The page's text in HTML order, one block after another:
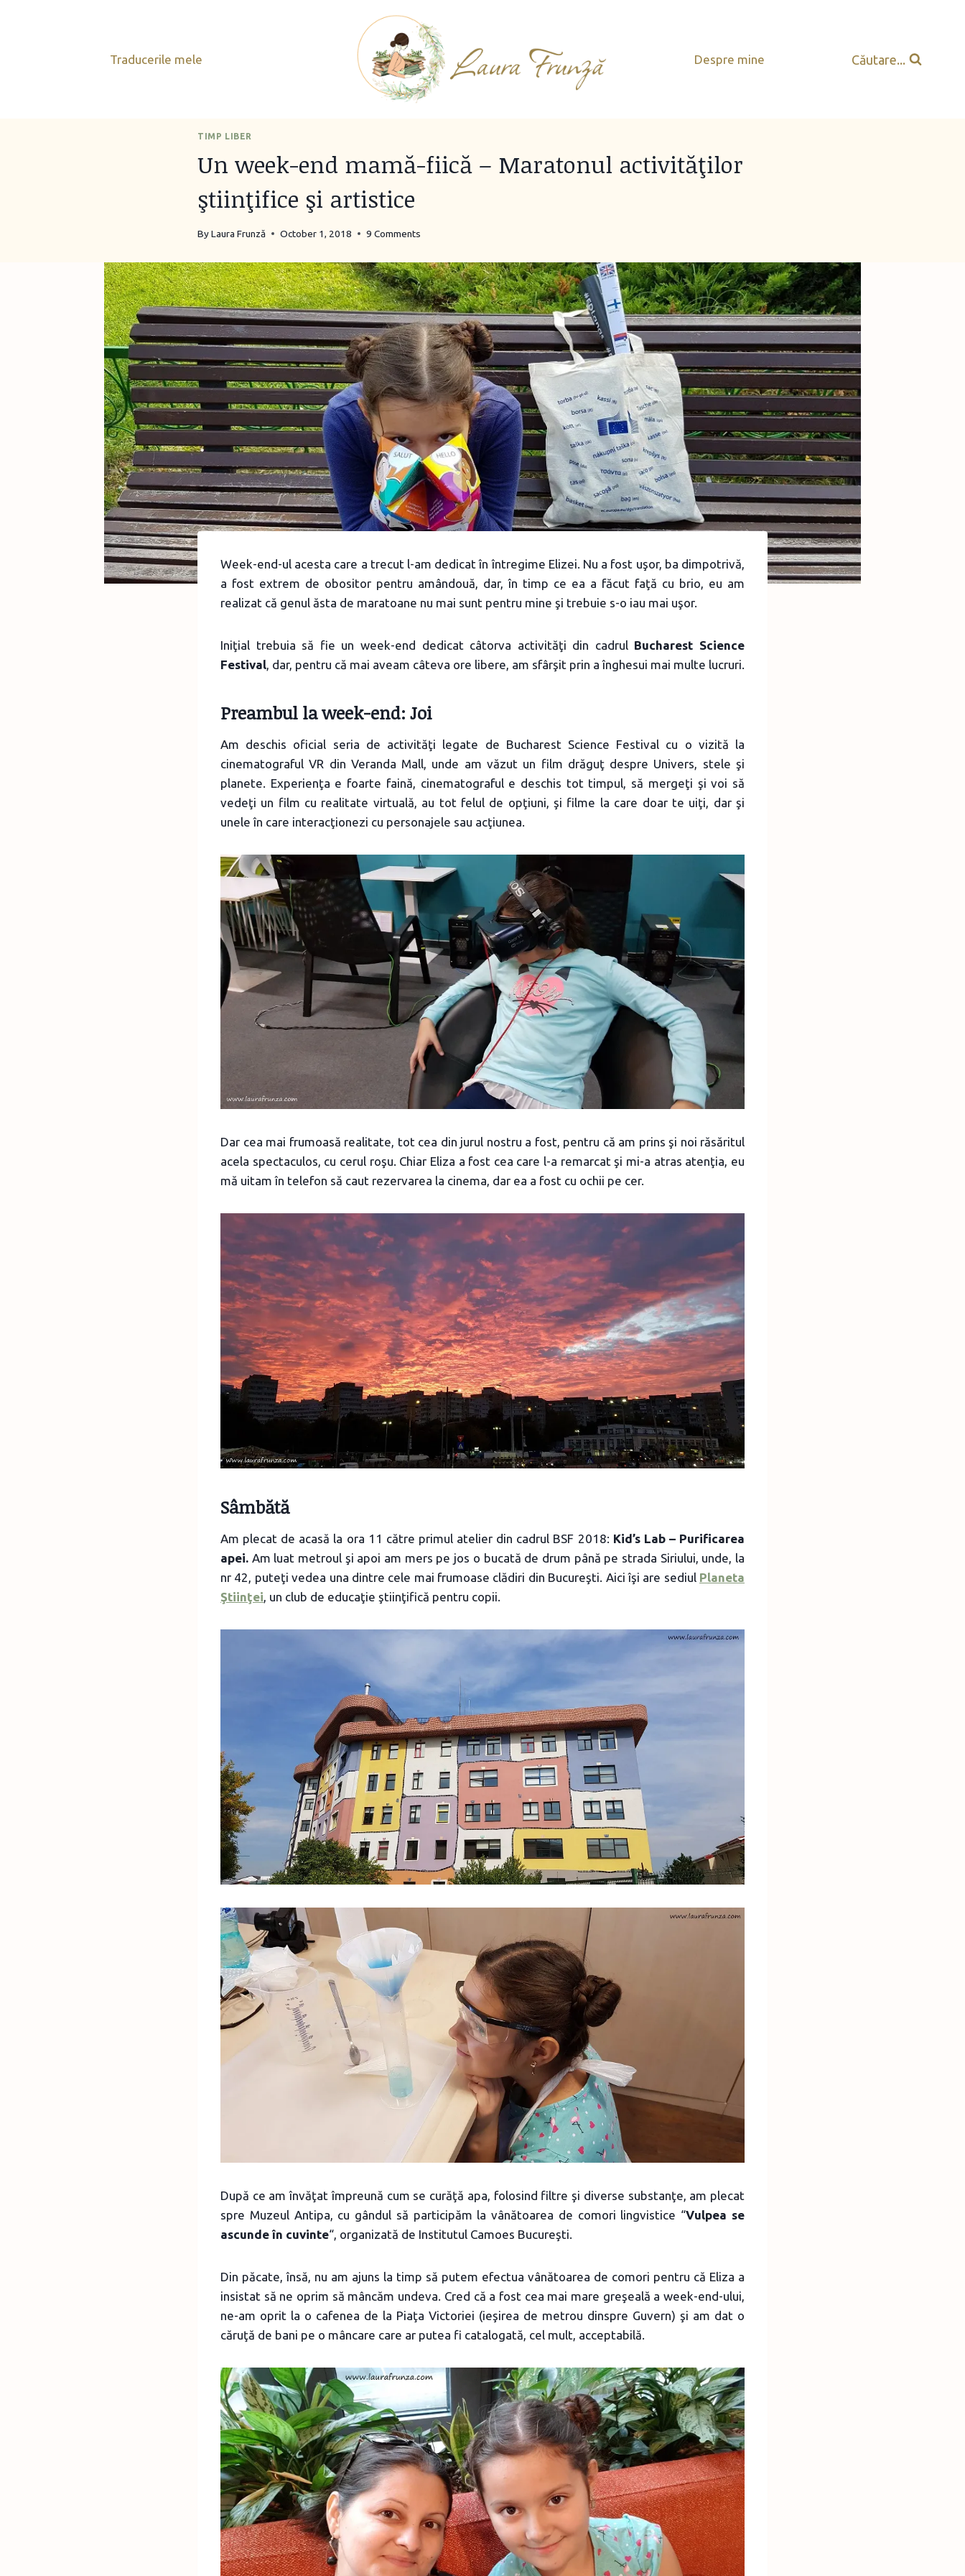
Traducerile mele
Despre mine Căutare...
TIMP LIBER
Un week-end mamă-fiică – Maratonul activităţilor
ştiinţifice şi artistice
ByLaura Frunză October 1, 2018 9 Comments
Week-end-ul acesta care a trecut l-am dedicat în întregime Elizei. Nu a fost uşor, ba dimpotrivă,
a fost extrem de obositor pentru amândouă, dar, în timp ce ea a făcut faţă cu brio, eu am
realizat că genul ăsta de maratoane nu mai sunt pentru mine şi trebuie s-o iau mai uşor.
Iniţial trebuia să fie un week-end dedicat câtorva activităţi din cadrul Bucharest Science
Festival , dar, pentru că mai aveam câteva ore libere, am sfârşit prin a înghesui mai multe lucruri.
Preambul la week-end: Joi
Am deschis oficial seria de activităţi legate de Bucharest Science Festival cu o vizită la
cinematograful VR din Veranda Mall, unde am văzut un film drăguţ despre Univers, stele şi
planete. Experienţa e foarte faină, cinematograful e deschis tot timpul, să mergeţi şi voi să
vedeţi un film cu realitate virtuală, au tot felul de opţiuni, şi filme la care doar te uiţi, dar şi
unele în care interacţionezi cu personajele sau acţiunea.
Dar cea mai frumoasă realitate, tot cea din jurul nostru a fost, pentru că am prins şi noi răsăritul
acela spectaculos, cu cerul roşu. Chiar Eliza a fost cea care l-a remarcat şi mi-a atras atenţia, eu
mă uitam în telefon să caut rezervarea la cinema, dar ea a fost cu ochii pe cer.
Sâmbătă
Am plecat de acasă la ora 11 către primul atelier din cadrul BSF 2018: Kid’s Lab – Purificarea
apei. Am luat metroul şi apoi am mers pe jos o bucată de drum până pe strada Siriului, unde, la
nr 42, puteţi vedea una dintre cele mai frumoase clădiri din Bucureşti. Aici îşi are sediul Planeta
Ştiinţei, un club de educaţie ştiinţifică pentru copii.
După ce am învăţat împreună cum se curăţă apa, folosind filtre şi diverse substanţe, am plecat
spre Muzeul Antipa, cu gândul să participăm la vânătoarea de comori lingvistice “Vulpea se
ascunde în cuvinte“, organizată de Institutul Camoes Bucureşti.
Din păcate, însă, nu am ajuns la timp să putem efectua vânătoarea de comori pentru că Eliza a
insistat să ne oprim să mâncăm undeva. Cred că a fost cea mai mare greşeală a week-end-ului,
ne-am oprit la o cafenea de la Piaţa Victoriei (ieşirea de metrou dinspre Guvern) şi am dat o
căruţă de bani pe o mâncare care ar putea fi catalogată, cel mult, acceptabilă.